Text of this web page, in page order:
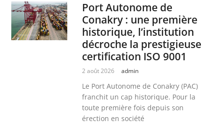
Port Autonome de
Conakry : une première
historique, l’institution
décroche la prestigieuse
certification ISO 9001
2 août 2026 admin
Le Port Autonome de Conakry (PAC)
franchit un cap historique. Pour la
toute première fois depuis son
érection en société